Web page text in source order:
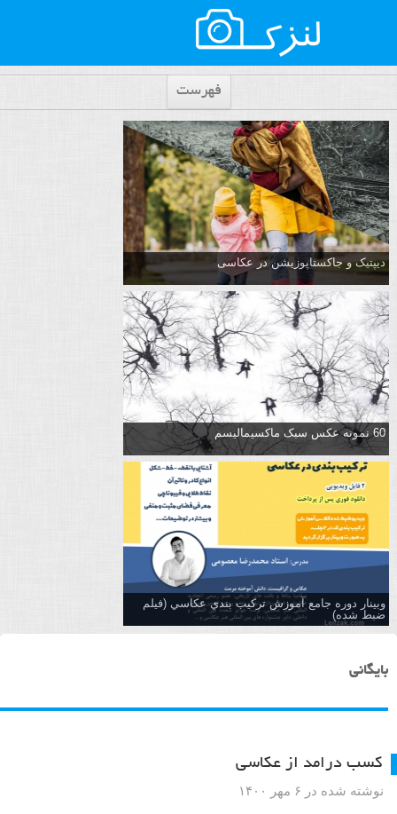
فهرست
دیپتیک و جاکستا‌پوزیشن در عکاسی
60 نمونه عکس سبک ماکسیمالیسم
وبینار دوره جامع آموزش تركيب بندي عكاسي (فیلم
ضبط شده)
بایگانی
کسب درامد از عکاسی
نوشته شده در ۶ مهر ۱۴۰۰